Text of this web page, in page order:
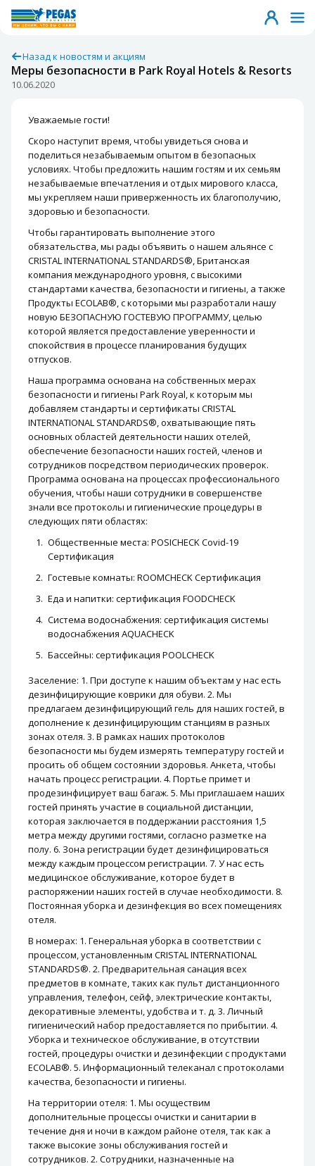
Назад к новостям и акциям
Меры безопасности в Park Royal Hotels & Resorts
10.06.2020
Уважаемые гости!
Скоро наступит время, чтобы увидеться снова и
поделиться незабываемым опытом в безопасных
условиях. Чтобы предложить нашим гостям и их семьям
незабываемые впечатления и отдых мирового класса,
мы укрепляем наши приверженность их благополучию,
здоровью и безопасности.
Чтобы гарантировать выполнение этого
обязательства, мы рады объявить о нашем альянсе с
CRISTAL INTERNATIONAL STANDARDS®, Британская
компания международного уровня, с высокими
стандартами качества, безопасности и гигиены, а также
Продукты ECOLAB®, с которыми мы разработали нашу
новую БЕЗОПАСНУЮ ГОСТЕВУЮ ПРОГРАММУ, целью
которой является предоставление уверенности и
спокойствия в процессе планирования будущих
отпусков.
Наша программа основана на собственных мерах
безопасности и гигиены Park Royal, к которым мы
добавляем стандарты и сертификаты CRISTAL
INTERNATIONAL STANDARDS®, охватывающие пять
основных областей деятельности наших отелей,
обеспечение безопасности наших гостей, членов и
сотрудников посредством периодических проверок.
Программа основана на процессах профессионального
обучения, чтобы наши сотрудники в совершенстве
знали все протоколы и гигиенические процедуры в
следующих пяти областях:
Общественные места: POSICHECK Covid-19
Сертификация
Гостевые комнаты: ROOMCHECK Сертификация
Еда и напитки: сертификация FOODCHECK
Система водоснабжения: сертификация системы
водоснабжения AQUACHECK
Бассейны: сертификация POOLCHECK
Заселение: 1. При доступе к нашим объектам у нас есть
дезинфицирующие коврики для обуви. 2. Мы
предлагаем дезинфицирующий гель для наших гостей, в
дополнение к дезинфицирующим станциям в разных
зонах отеля. 3. В рамках наших протоколов
безопасности мы будем измерять температуру гостей и
просить об общем состоянии здоровья. Анкета, чтобы
начать процесс регистрации. 4. Портье примет и
продезинфицирует ваш багаж. 5. Мы приглашаем наших
гостей принять участие в социальной дистанции,
которая заключается в поддержании расстояния 1,5
метра между другими гостями, согласно разметке на
полу. 6. Зона регистрации будет дезинфицироваться
между каждым процессом регистрации. 7. У нас есть
медицинское обслуживание, которое будет в
распоряжении наших гостей в случае необходимости. 8.
Постоянная уборка и дезинфекция во всех помещениях
отеля.
В номерах: 1. Генеральная уборка в соответствии с
процессом, установленным CRISTAL INTERNATIONAL
STANDARDS®. 2. Предварительная санация всех
предметов в комнате, таких как пульт дистанционного
управления, телефон, сейф, электрические контакты,
декоративные элементы, удобства и т. д. 3. Личный
гигиенический набор предоставляется по прибытии. 4.
Уборка и техническое обслуживание, в отсутствии
гостей, процедуры очистки и дезинфекции с продуктами
ECOLAB®. 5. Информационный телеканал с протоколами
качества, безопасности и гигиены.
На территории отеля: 1. Мы осуществим
дополнительные процессы очистки и санитарии в
течение дня и ночи в каждом районе отеля, так как а
также высокие зоны обслуживания гостей и
сотрудников. 2. Сотрудники, назначенные на